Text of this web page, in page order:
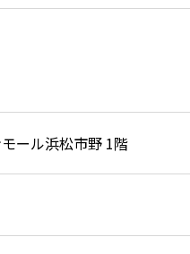
ール浜松市野 1階